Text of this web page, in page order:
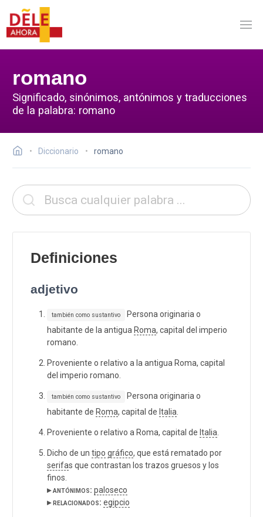
romano
Significado, sinónimos, antónimos y traducciones
de la palabra: romano
Diccionario romano
Definiciones
adjetivo
también como sustantivo
Persona originaria o
habitante de la antigua Roma, capital del imperio
romano.
Proveniente o relativo a la antigua Roma, capital
del imperio romano.
también como sustantivo
Persona originaria o
habitante de Roma, capital de Italia
Proveniente o relativo a Roma, capital de Italia
Dicho de un tipo gráfico, que está rematado por
serifas que contrastan los trazos gruesos y los
finos.
▸ antónimos: paloseco
▸ relacionados: egipcio